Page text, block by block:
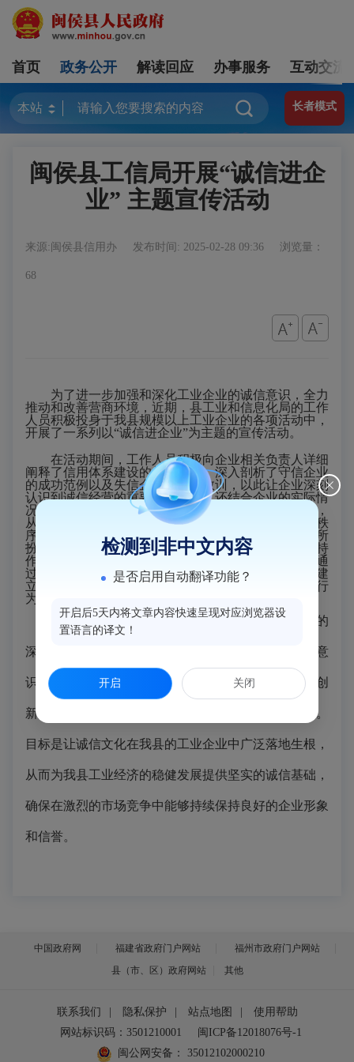
首页 政务公开 解读回应 办事服务 互动交流
长者模式
闽侯县工信局开展“诚信进企
业” 主题宣传活动
来源:闽侯县信用办 发布时间: 2025-02-28 09:36 浏览量：
68
为了进一步加强和深化工业企业的诚信意识，全力
推动和改善营商环境，近期，县工业和信息化局的工作
人员积极投身于我县规模以上工业企业的各项活动中，
开展了一系列以“诚信进企业”为主题的宣传活动。
在活动期间，工作人员积极向企业相关负责人详细
阐释了信用体系建设的关键法规，深入剖析了守信企业
的成功范例以及失信企业的惨痛教训，以此让企业深刻
认识到诚信经营的重要性。此外，还结合企业的实际情
况，精准解读了各类惠企政策，耐心为企业答疑解惑，
从而助力企业的发展。强调了信用体系对于市场经济秩
序的重要性，在促进公平竞争、维护消费者权益方面所
扮演的关键角色，政府在信用体系建设中的引导和支持
作用，以及企业自身在信用管理方面的责任和义务
。通
过生动的案例分析，工作人员向企业展示了如何通过建
立良好的信用记录来获得市场优势，同时指出了失信行
为可能带来的长期负面影响。
此次活动不仅有效提升了企业对诚信经营重要性的
深刻认知，也进一步增强了企业对于诚信经营的实践意
识。接下来，县工信局计划持续加大力度，采取多种创
新方式和手段，推动诚信文化的广泛传播和深入人心。
目标是让诚信文化在我县的工业企业中广泛落地生根，
从而为我县工业经济的稳健发展提供坚实的诚信基础，
确保在激烈的市场竞争中能够持续保持良好的企业形象
和信誉。
中国政府网 福建省政府门户网站
福州市政府门户网站
县（市、区）政府网站
其他
联系我们 隐私保护 站点地图
使用帮助
网站标识码：3501210001
闽ICP备12018076号-1
闽公网安备：
35012102000210
检测到非中文内容
是否启用自动翻译功能？
开启后5天内将文章内容快速呈现对应浏览器设
置语言的译文！
开启 关闭